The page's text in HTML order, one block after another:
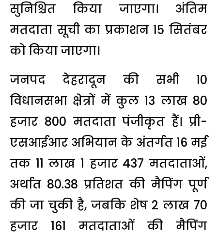
सुनिश्चित किया जाएगा। अंतिम
मतदाता सूची का प्रकाशन 15 सितंबर
को किया जाएगा।
जनपद देहरादून की सभी 10
विधानसभा क्षेत्रों में कुल 13 लाख 80
हजार 800 मतदाता पंजीकृत हैं। प्री-
एसआईआर अभियान के अंतर्गत 16 मई
तक 11 लाख 1 हजार 437 मतदाताओं,
अर्थात 80.38 प्रतिशत की मैपिंग पूर्ण
की जा चुकी है, जबकि शेष 2 लाख 70
हजार 161 मतदाताओं की मैपिंग